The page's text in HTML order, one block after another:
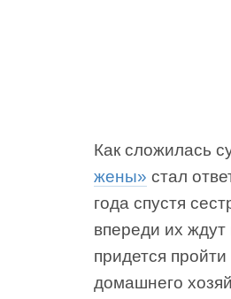
Как сложилась
жены» стал
года спустя
впереди их
придется
домашнего